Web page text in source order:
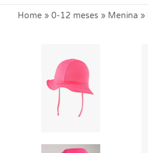
Home » 0-12 meses » Menina »